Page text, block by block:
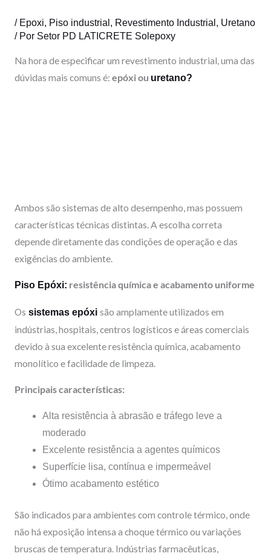
k
n
a
m
/ Epoxi, Piso industrial , Revestimento Industrial , Uretano
/ Por Setor PD LATICRETE Solepoxy
Na hora de especificar um revestimento industrial, uma das
dúvidas mais comuns é: epóxi ou uretano?
Ambos são sistemas de alto desempenho, mas possuem
características técnicas distintas. A escolha correta
depende diretamente das condições de operação e das
exigências do ambiente.
Piso Epóxi: resistência química e acabamento uniforme
Os sistemas epóxi são amplamente utilizados em
indústrias, hospitais, centros logísticos e áreas comerciais
devido à sua excelente resistência química, acabamento
monolítico e facilidade de limpeza.
Principais características:
Alta resistência à abrasão e tráfego leve a
moderado
Excelente resistência a agentes químicos
Superfície lisa, contínua e impermeável
Ótimo acabamento estético
São indicados para ambientes com controle térmico, onde
não há exposição intensa a choque térmico ou variações
bruscas de temperatura. Indústrias farmacêuticas,